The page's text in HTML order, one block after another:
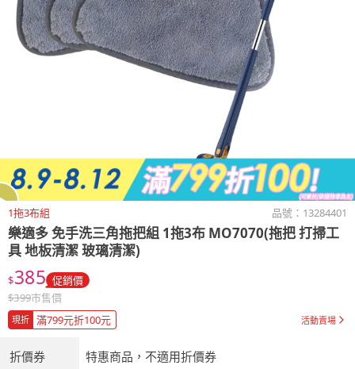
1拖3布組 品號： 13284401
樂適多免手洗三角拖把組 1拖3布 MO7070(拖把 打掃工
具 地板清潔 玻璃清潔)
$385 促銷價
$399市售價
現折 滿799元折100元 活動賣場
折價券 特惠商品，不適用折價券